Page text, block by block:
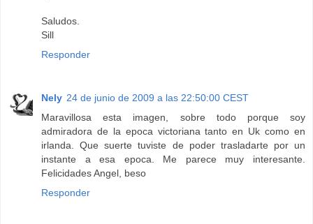
Saludos.
Sill
Responder
Nely 24 de junio de 2009 a las 22:50:00 CEST
Maravillosa esta imagen, sobre todo porque soy
admiradora de la epoca victoriana tanto en Uk como en
irlanda. Que suerte tuviste de poder trasladarte por un
instante a esa epoca. Me parece muy interesante.
Felicidades Angel, beso
Responder